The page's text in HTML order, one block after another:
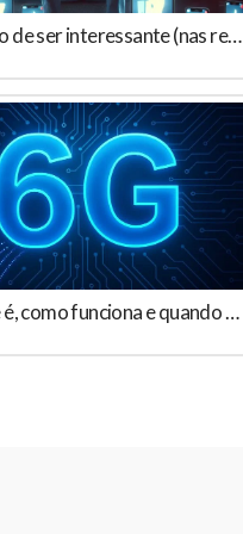
O cansaço de ser interessante (nas redes sociais)
6G: o que é, como funciona e quando chega ao Brasil